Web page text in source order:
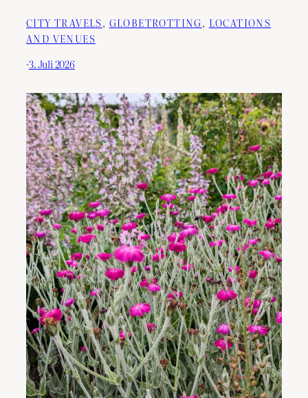
CITY TRAVELS, GLOBETROTTING, LOCATIONS
AND VENUES
·3. Juli 2026